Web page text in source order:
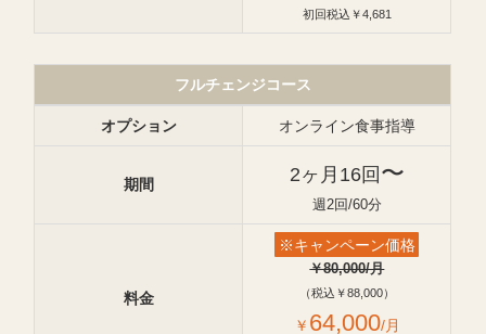
初回税込￥4,681
フルチェンジコース
オプション オンライン食事指導
期間 2ヶ月16回 〜
週2回/60分
料金
※キャンペーン価格
￥80,000/月
（税込￥88,000）
￥ 64,000/月